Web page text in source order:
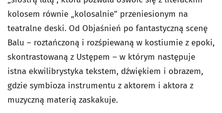
kolosem równie „kolosalnie” przeniesionym na
teatralne deski. Od Objaśnień po fantastyczną scenę
Balu – roztańczoną i rozśpiewaną w kostiumie z epoki,
skontrastowaną z Ustępem – w którym następuje
istna ekwilibrystyka tekstem, dźwiękiem i obrazem,
gdzie symbioza instrumentu z aktorem i aktora z
muzyczną materią zaskakuje.